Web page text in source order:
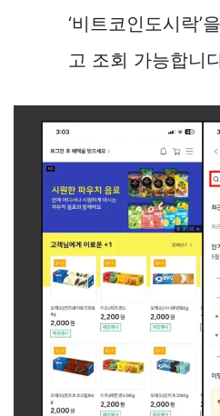
‘비트코인도시락’
고 조회 가능합니